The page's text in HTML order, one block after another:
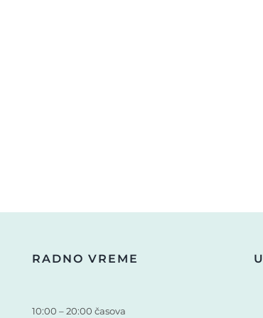
RADNO VREME
10:00 – 20:00 časova